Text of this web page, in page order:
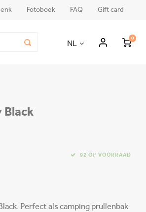
Fotoboek FAQ Gift card
NL
0
Black
92 OP VOORRAAD
Perfect als camping prullenbak